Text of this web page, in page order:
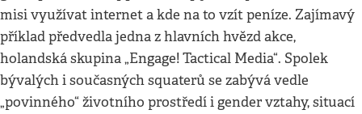
misi využívat internet a kde na to vzít peníze. Zajímavý
příklad předvedla jedna z hlavních hvězd akce,
holandská skupina „Engage! Tactical Media“. Spolek
bývalých i současných squaterů se zabývá vedle
„povinného“ životního prostředí i gender vztahy, situací